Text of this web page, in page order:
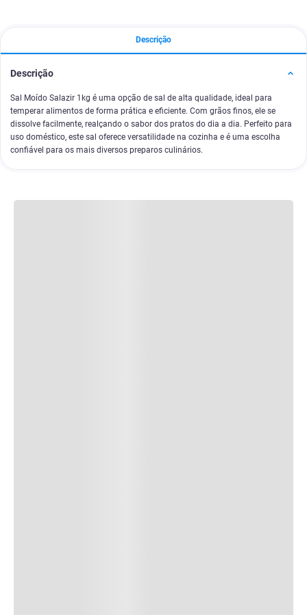
Descrição
Descrição
Sal Moído Salazir 1kg é uma opção de sal de alta qualidade, ideal para
temperar alimentos de forma prática e eficiente. Com grãos finos, ele se
dissolve facilmente, realçando o sabor dos pratos do dia a dia. Perfeito para
uso doméstico, este sal oferece versatilidade na cozinha e é uma escolha
confiável para os mais diversos preparos culinários.